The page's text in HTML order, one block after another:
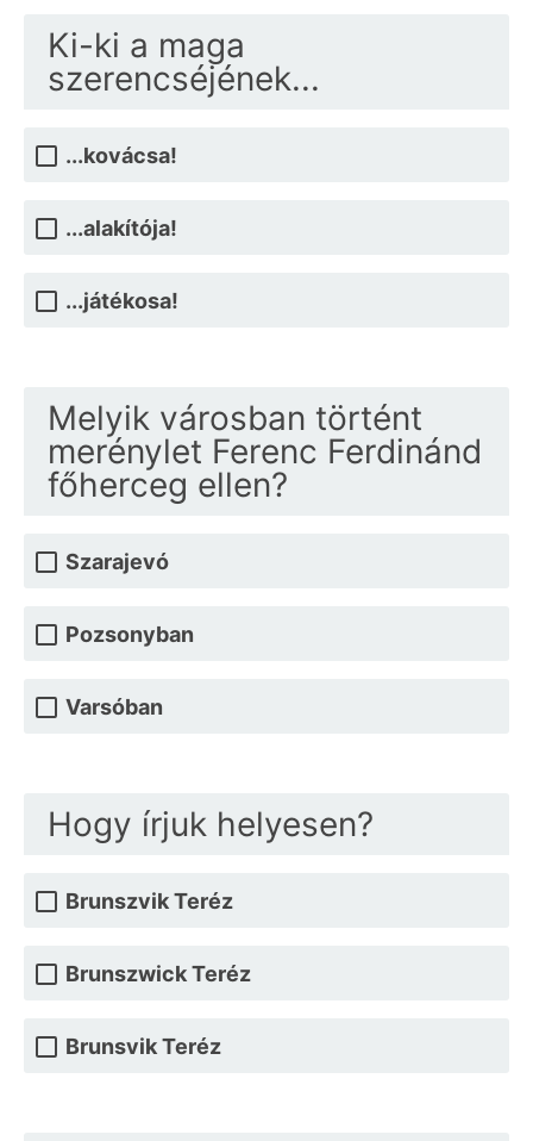
Ki-ki a maga
szerencséjének...
...kovácsa!
...alakítója!
...játékosa!
Melyik városban történt
merénylet Ferenc Ferdinánd
főherceg ellen?
Szarajevó
Pozsonyban
Varsóban
Hogy írjuk helyesen?
Brunszvik Teréz
Brunszwick Teréz
Brunsvik Teréz